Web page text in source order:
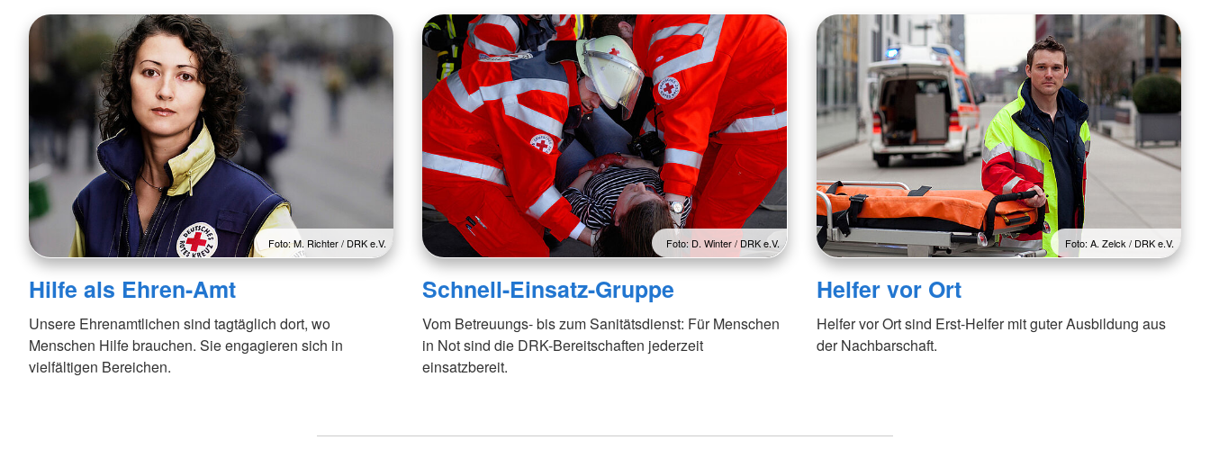
Foto: M. Richter / DRK e.V.
Hilfe als Ehren-Amt
Unsere Ehrenamtlichen sind tagtäglich dort, wo
Menschen Hilfe brauchen. Sie engagieren sich in
vielfältigen Bereichen.
Foto: D. Winter / DRK e.V.
Schnell-Einsatz-Gruppe
Vom Betreuungs- bis zum Sanitätsdienst: Für Menschen
in Not sind die DRK-Bereitschaften jederzeit
einsatzbereit.
Foto: A. Zelck / DRK e.V.
Helfer vor Ort
Helfer vor Ort sind Erst-Helfer mit guter Ausbildung aus
der Nachbarschaft.